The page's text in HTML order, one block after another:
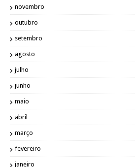
novembro
outubro
setembro
agosto
julho
junho
maio
abril
março
fevereiro
janeiro